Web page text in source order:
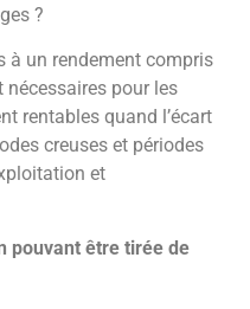
?
à un rendement compris
nécessaires pour les
rentables quand l’écart
creuses et périodes
et
pouvant être tirée de